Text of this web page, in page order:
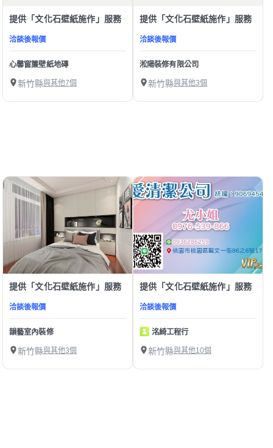
提供「文化石壁紙施作」服務
洽談後報價
心馨窗簾壁紙地磚
新竹縣與其他7個
提供「文化石壁紙施作」服務
洽談後報價
淞陽裝修有限公司
新竹縣與其他3個
提供「文化石壁紙施作」服務
洽談後報價
韻藝室內裝修
新竹縣與其他3個
提供「文化石壁紙施作」服務
洽談後報價
洺綺工程行
新竹縣與其他10個